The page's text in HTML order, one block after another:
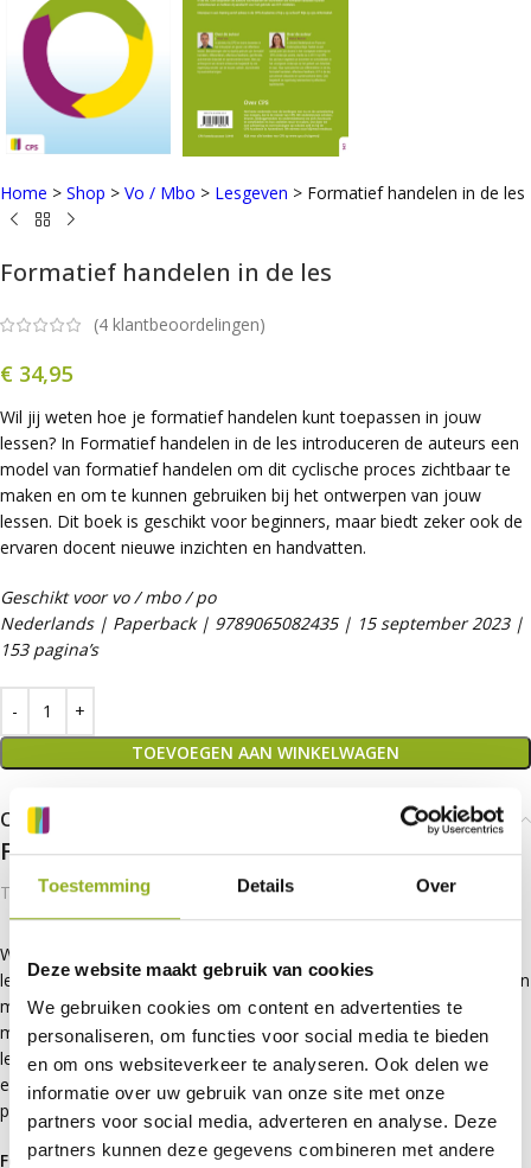
Toestemming Details Over
Deze website maakt gebruik van cookies
We gebruiken cookies om content en advertenties te
personaliseren, om functies voor social media te bieden
en om ons websiteverkeer te analyseren. Ook delen we
informatie over uw gebruik van onze site met onze
partners voor social media, adverteren en analyse. Deze
partners kunnen deze gegevens combineren met andere
Home > Shop > Vo / Mbo > Lesgeven > Formatief handelen in de les
Formatief handelen in de les
(4 klantbeoordelingen)
€ 34,95
Wil jij weten hoe je formatief handelen kunt toepassen in jouw
lessen? In Formatief handelen in de les introduceren de auteurs een
model van formatief handelen om dit cyclische proces zichtbaar te
maken en om te kunnen gebruiken bij het ontwerpen van jouw
lessen. Dit boek is geschikt voor beginners, maar biedt zeker ook de
ervaren docent nieuwe inzichten en handvatten.
Geschikt voor vo / mbo / po
Nederlands | Paperback | 9789065082435 | 15 september 2023 |
153 pagina’s
TOEVOEGEN AAN WINKELWAGEN
Over deze uitgave
Formatief handelen in de les
Toetsen van het leren, om te leren
Wil jij weten hoe je formatief handelen kunt toepassen in jouw
lessen? InFormatief handelen in de les introduceren de auteurs een
model van formatief handelen om dit cyclische proces zichtbaar te
maken en om te kunnen gebruiken bij het ontwerpen van jouw
lessen. Dit boek is geschikt voor beginners, maar biedt zeker ook de
ervaren docent nieuwe inzichten en handvatten. Ook geschikt voor
po bovenbouw; de voorbeelden zijn geschreven voor vo/mbo.
Formatief handelen